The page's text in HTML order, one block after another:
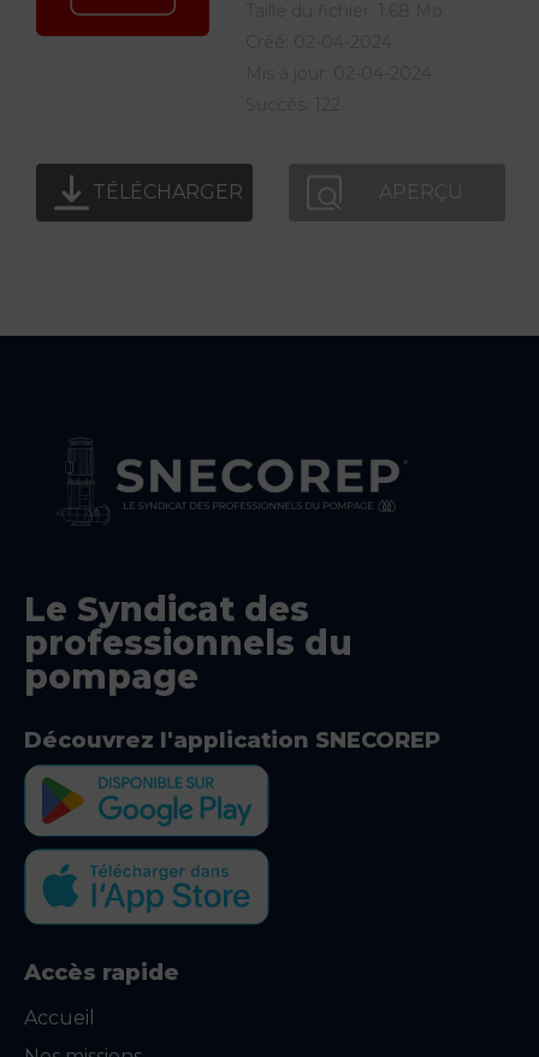
TÉLÉCHARGER APERÇU
Le Syndicat des
professionnels du
pompage
Découvrez l'application SNECOREP
Accès rapide
Accueil